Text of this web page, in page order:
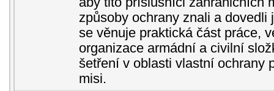
způsoby ochrany znali a dovedli
se věnuje praktická část práce,
organizace armádní a civilní
šetření v oblasti vlastní ochrany
misi.